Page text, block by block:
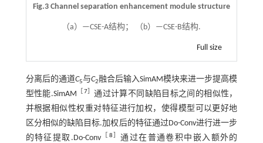
Fig.3 Channel separation enhancement module structure
（a）—CSE-A结构； （b）—CSE-B结构.
Full size
分离后的通道C5与C2融合后输入SimAM模块来进一步提高模
型性能.SimAM
7］通过计算不同缺陷目标之间的相似性，
并根据相似性权重对特征进行加权，使得模型可以更好地
区分相似的缺陷目标.加权后的特征通过Do-Conv进行进一步
的特征提取.Do-Conv［ 8 ］通过在普通卷积中嵌入额外的